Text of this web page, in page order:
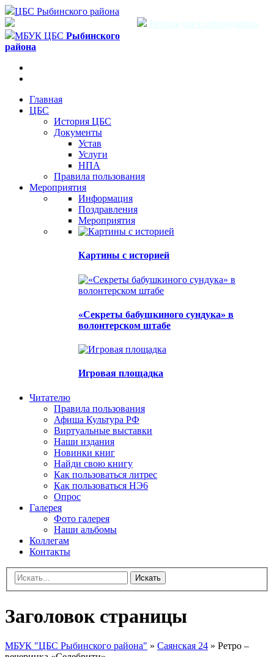
ЦБС Рыбинского района
Версия для слабовидящих
МБУК ЦБС Рыбинского
района
Главная
ЦБС
История ЦБС
Документы
Устав
Услуги
НПА
Правила пользования
Мероприятия
Информация
Поздравления
Мероприятия
Картины с историей
«Секреты бабушкиного сундука» в
волонтерском штабе
Игровая площадка
Читателю
Правила пользования
Афиша Культура РФ
Виртуальные выставки
Наши издания
Новинки книг
Найди свою книгу
Как пользоваться литрес
Как пользоваться НЭ6
Опрос
Галерея
Фото галерея
Наши альбомы
Коллегам
Контакты
Искать
Заголовок страницы
МБУК "ЦБС Рыбинского района" » Саянская 24 » Ретро –